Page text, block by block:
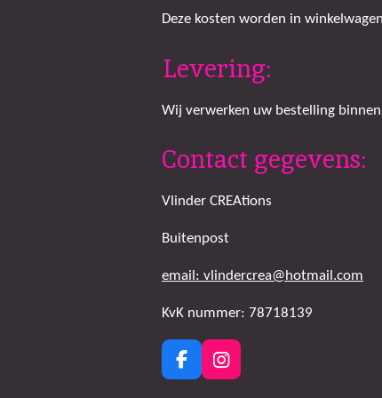
Deze kosten worden in
Levering:
Wij verwerken uw bestelling
Contact gegevens:
Vlinder CREAtions
Buitenpost
email: vlindercrea@hotmail.com
KvK nummer: 78718139
F
a
I
n